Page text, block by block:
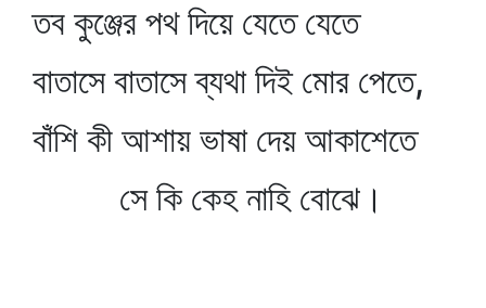
তব কুঞ্জের পথ দিয়ে যেতে যেতে
বাতাসে বাতাসে ব্যথা দিই মোর পেতে,
বাঁশি কী আশায় ভাষা দেয় আকাশেতে
সে কি কেহ নাহি বোঝে।